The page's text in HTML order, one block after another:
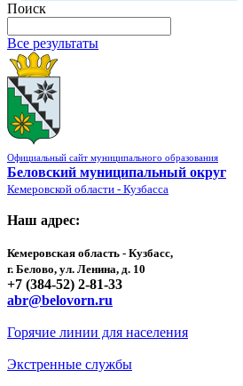
Поиск
Все результаты
Официальный сайт муниципального образования
Беловский муниципальный округ
Кемеровской области - Кузбасса
Наш адрес:
Кемеровская область - Кузбасс,
г. Белово, ул. Ленина, д. 10
+7 (384-52) 2-81-33
abr@belovorn.ru
Горячие линии для населения
Экстренные службы